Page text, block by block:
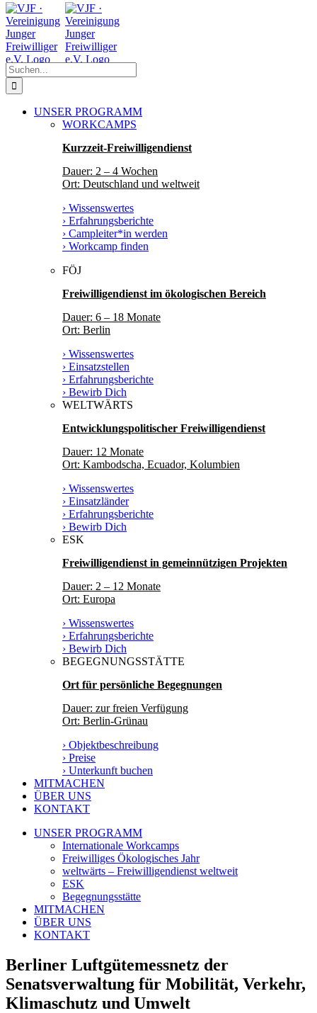
Zum
Inhalt
springen
Facebook
Instagram
YouTube
Suche
nach:
UNSER PROGRAMM
WORKCAMPS
Kurzzeit-Freiwilligendienst
Dauer: 2 – 4 Wochen
Ort: Deutschland und weltweit
› Wissenswertes
› Erfahrungsberichte
› Campleiter*in werden
› Workcamp finden
FÖJ
Freiwilligendienst im ökologischen Bereich
Dauer: 6 – 18 Monate
Ort: Berlin
› Wissenswertes
› Einsatzstellen
› Erfahrungsberichte
› Bewirb Dich
WELTWÄRTS
Entwicklungspolitischer Freiwilligendienst
Dauer: 12 Monate
Ort: Kambodscha, Ecuador, Kolumbien
› Wissenswertes
› Einsatzländer
› Erfahrungsberichte
› Bewirb Dich
ESK
Freiwilligendienst in gemeinnützigen Projekten
Dauer: 2 – 12 Monate
Ort: Europa
› Wissenswertes
› Erfahrungsberichte
› Bewirb Dich
BEGEGNUNGSSTÄTTE
Ort für persönliche Begegnungen
Dauer: zur freien Verfügung
Ort: Berlin-Grünau
› Objektbeschreibung
› Preise
› Unterkunft buchen
MITMACHEN
ÜBER UNS
KONTAKT
UNSER PROGRAMM
Internationale Workcamps
Freiwilliges Ökologisches Jahr
weltwärts – Freiwilligendienst weltweit
ESK
Begegnungsstätte
MITMACHEN
ÜBER UNS
KONTAKT
Berliner Luftgütemessnetz der
Senatsverwaltung für Mobilität, Verkehr,
Klimaschutz und Umwelt